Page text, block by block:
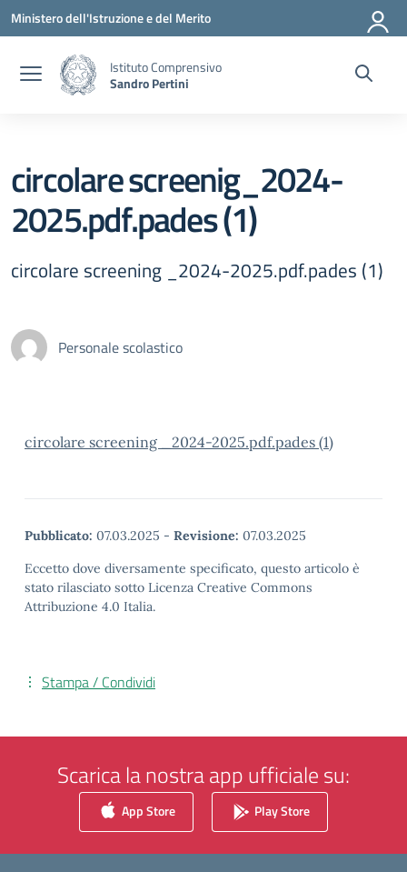
Vai ai contenuti
Vai al menu di navigazione
Vai al footer
Ministero dell'Istruzione e del Merito
Istituto Comprensivo
Sandro Pertini
circolare screenig_2024-
2025.pdf.pades (1)
circolare screening _2024-2025.pdf.pades (1)
Personale scolastico
circolare screening _2024-2025.pdf.pades (1)
Pubblicato: 07.03.2025 - Revisione: 07.03.2025
Eccetto dove diversamente specificato, questo articolo è
stato rilasciato sotto Licenza Creative Commons
Attribuzione 4.0 Italia.
Stampa / Condividi
Scarica la nostra app ufficiale su:
App Store Play Store